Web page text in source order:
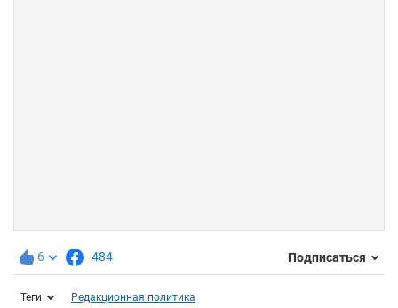
6 484 Подписаться
Теги Редакционная политика